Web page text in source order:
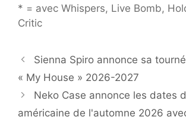
* = avec Whispers, Live Bomb,
Critic
Sienna Spiro annonce sa
« My House » 2026-2027
Neko Case annonce les dates
américaine de l'automne 2026